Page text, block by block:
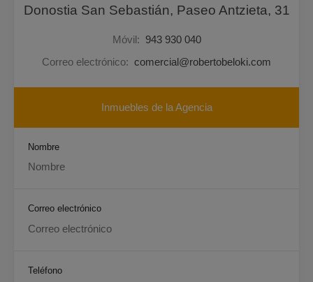
Donostia San Sebastián, Paseo Antzieta, 31
Móvil: 943 930 040
Correo electrónico: comercial@robertobeloki.com
Inmuebles de la Agencia
Nombre
Correo electrónico
Teléfono